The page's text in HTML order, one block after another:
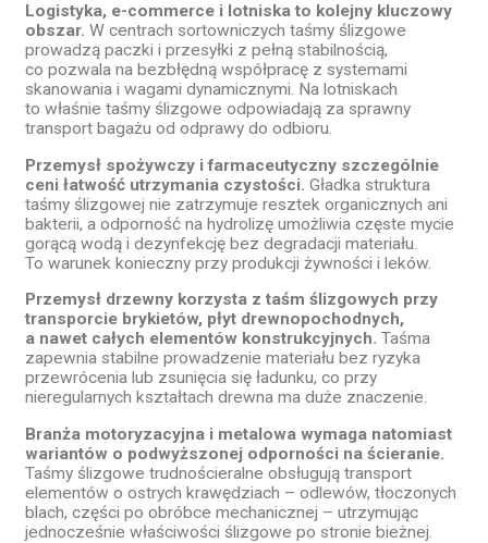
Logistyka, e-commerce i lotniska to kolejny kluczowy
obszar. W centrach sortowniczych taśmy ślizgowe
prowadzą paczki i przesyłki z pełną stabilnością,
co pozwala na bezbłędną współpracę z systemami
skanowania i wagami dynamicznymi. Na lotniskach
to właśnie taśmy ślizgowe odpowiadają za sprawny
transport bagażu od odprawy do odbioru.
Przemysł spożywczy i farmaceutyczny szczególnie
ceni łatwość utrzymania czystości. Gładka struktura
taśmy ślizgowej nie zatrzymuje resztek organicznych ani
bakterii, a odporność na hydrolizę umożliwia częste mycie
gorącą wodą i dezynfekcję bez degradacji materiału.
To warunek konieczny przy produkcji żywności i leków.
Przemysł drzewny korzysta z taśm ślizgowych przy
transporcie brykietów, płyt drewnopochodnych,
a nawet całych elementów konstrukcyjnych. Taśma
zapewnia stabilne prowadzenie materiału bez ryzyka
przewrócenia lub zsunięcia się ładunku, co przy
nieregularnych kształtach drewna ma duże znaczenie.
Branża motoryzacyjna i metalowa wymaga natomiast
wariantów o podwyższonej odporności na ścieranie.
Taśmy ślizgowe trudnościeralne obsługują transport
elementów o ostrych krawędziach – odlewów, tłoczonych
blach, części po obróbce mechanicznej – utrzymując
jednocześnie właściwości ślizgowe po stronie bieżnej.